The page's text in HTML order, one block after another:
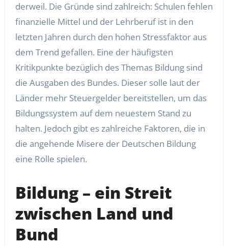
derweil. Die Gründe sind zahlreich: Schulen fehlen
finanzielle Mittel und der Lehrberuf ist in den
letzten Jahren durch den hohen Stressfaktor aus
dem Trend gefallen. Eine der häufigsten
Kritikpunkte bezüglich des Themas Bildung sind
die Ausgaben des Bundes. Dieser solle laut der
Länder mehr Steuergelder bereitstellen, um das
Bildungssystem auf dem neuestem Stand zu
halten. Jedoch gibt es zahlreiche Faktoren, die in
die angehende Misere der Deutschen Bildung
eine Rolle spielen.
Bildung – ein Streit
zwischen Land und
Bund